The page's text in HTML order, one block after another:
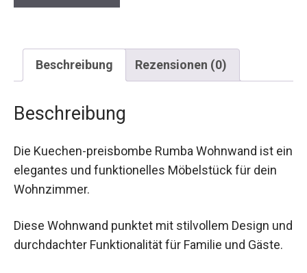
Beschreibung Rezensionen (0)
Beschreibung
Die Kuechen-preisbombe Rumba Wohnwand ist ein
elegantes und funktionelles Möbelstück für dein
Wohnzimmer.
Diese Wohnwand punktet mit stilvollem Design und
durchdachter Funktionalität für Familie und Gäste.